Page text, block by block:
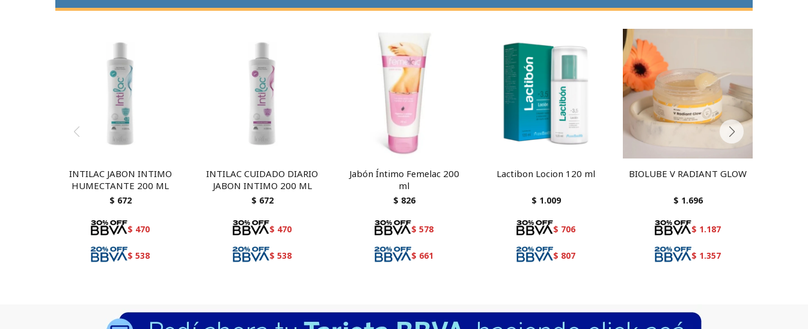
INTILAC JABON INTIMO
HUMECTANTE 200 ML
$ 672
$ 470
$ 538
INTILAC CUIDADO DIARIO
JABON INTIMO 200 ML
$ 672
$ 470
$ 538
Jabón Íntimo Femelac 200
ml
$ 826
$ 578
$ 661
Lactibon Locion 120 ml
$ 1.009
$ 706
$ 807
BIOLUBE V RADIANT GLOW
$ 1.696
$ 1.187
$ 1.357